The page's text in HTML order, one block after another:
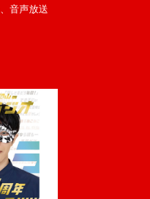
音声放送